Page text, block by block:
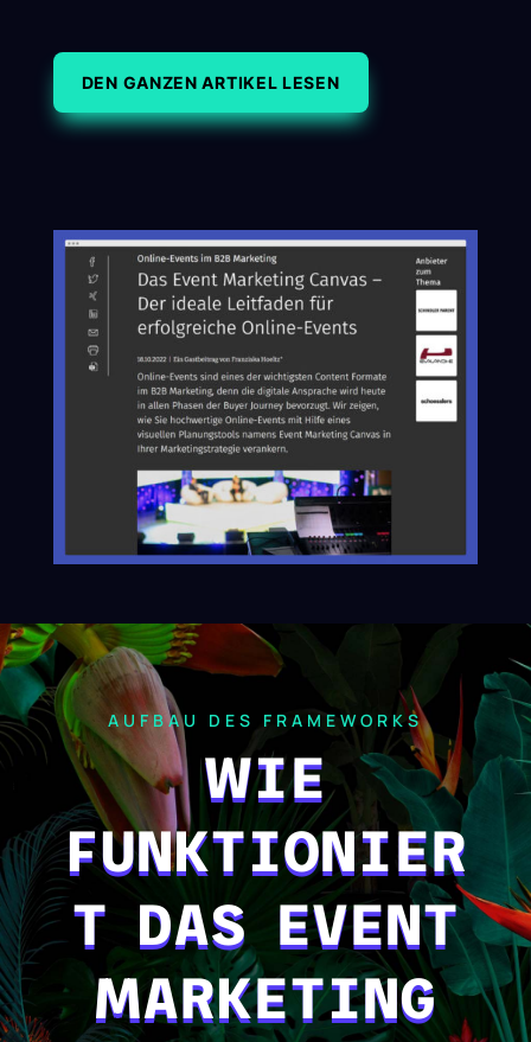
DEN GANZEN ARTIKEL LESEN
AUFBAU DES FRAMEWORKS
WIE
FUNKTIONIER
T DAS EVENT
MARKETING